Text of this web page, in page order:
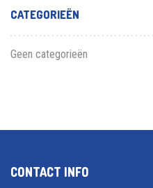
CATEGORIEËN
Geen categorieën
CONTACT INFO